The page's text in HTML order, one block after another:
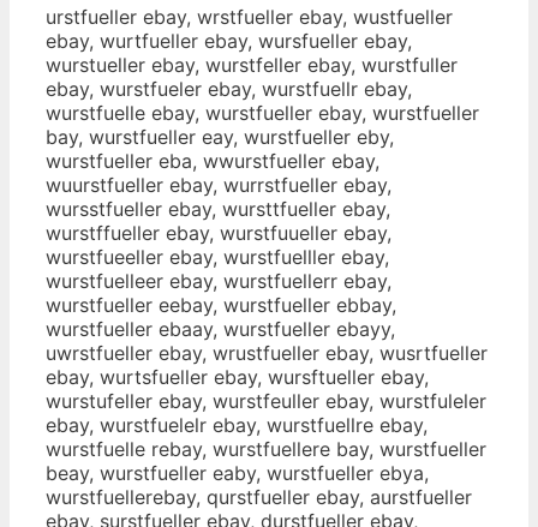
urstfueller ebay, wrstfueller ebay, wustfueller
ebay, wurtfueller ebay, wursfueller ebay,
wurstueller ebay, wurstfeller ebay, wurstfuller
ebay, wurstfueler ebay, wurstfuellr ebay,
wurstfuelle ebay, wurstfueller ebay, wurstfueller
bay, wurstfueller eay, wurstfueller eby,
wurstfueller eba, wwurstfueller ebay,
wuurstfueller ebay, wurrstfueller ebay,
wursstfueller ebay, wursttfueller ebay,
wurstffueller ebay, wurstfuueller ebay,
wurstfueeller ebay, wurstfuelller ebay,
wurstfuelleer ebay, wurstfuellerr ebay,
wurstfueller eebay, wurstfueller ebbay,
wurstfueller ebaay, wurstfueller ebayy,
uwrstfueller ebay, wrustfueller ebay, wusrtfueller
ebay, wurtsfueller ebay, wursftueller ebay,
wurstufeller ebay, wurstfeuller ebay, wurstfuleler
ebay, wurstfuelelr ebay, wurstfuellre ebay,
wurstfuelle rebay, wurstfuellere bay, wurstfueller
beay, wurstfueller eaby, wurstfueller ebya,
wurstfuellerebay, qurstfueller ebay, aurstfueller
ebay, surstfueller ebay, durstfueller ebay,